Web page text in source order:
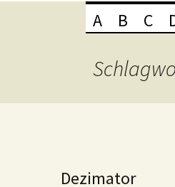
A B C
Dezimator